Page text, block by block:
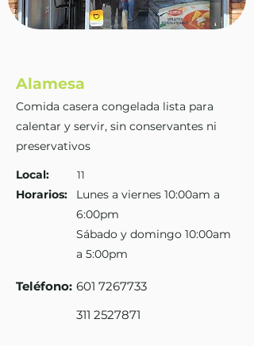
Alamesa
Comida casera congelada lista para
calentar y servir, sin conservantes ni
preservativos
Local:
Horarios:
11
Lunes a viernes 10:00am a
6:00pm
Sábado y domingo 10:00am
a 5:00pm
Teléfono: 601 7267733
311 2527871